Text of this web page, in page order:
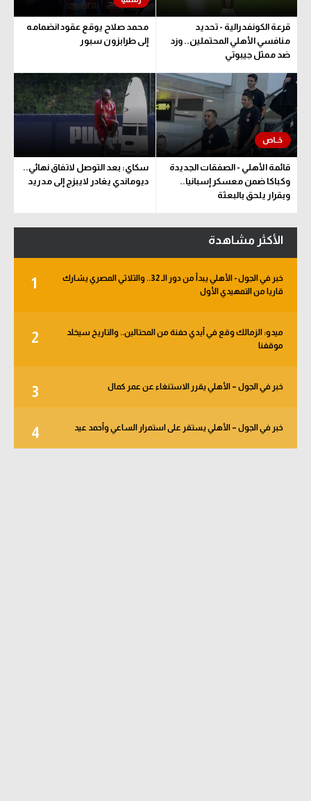
قرعة الكونفدرالية - تحديد
منافسي الأهلي المحتملين.. وزد
ضد ممثل جيبوتي
محمد صلاح يوقع عقود انضمامه
إلى طرابزون سبور
قائمة الأهلي - الصفقات الجديدة
وكباكا ضمن معسكر إسبانيا..
وبقرار يلحق بالبعثة
سكاي: بعد التوصل لاتفاق نهائي..
ديوماندي يغادر لايبزج إلى مدريد
الأكثر مشاهدة
1
خبر في الجول - الأهلي يبدأ من دور الـ 32.. والثلاثي المصري يشارك
قاريا من التمهيدي الأول
2
ميدو: الزمالك وقع في أيدي حفنة من المحتالين.. والتاريخ سيخلد
موقفنا
3 خبر في الجول – الأهلي يقرر الاستنغاء عن عمر كمال
4 خبر في الجول – الأهلي يستقر على استمرار الساعي وأحمد عيد